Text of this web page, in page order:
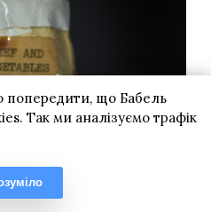
попередити, що Бабель
Так ми аналізуємо трафік